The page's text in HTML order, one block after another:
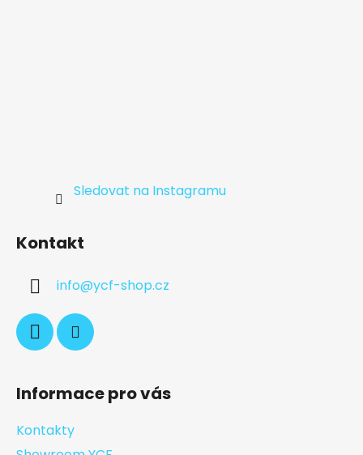
Sledovat na Instagramu
Kontakt
info@ycf-shop.cz
Informace pro vás
Kontakty